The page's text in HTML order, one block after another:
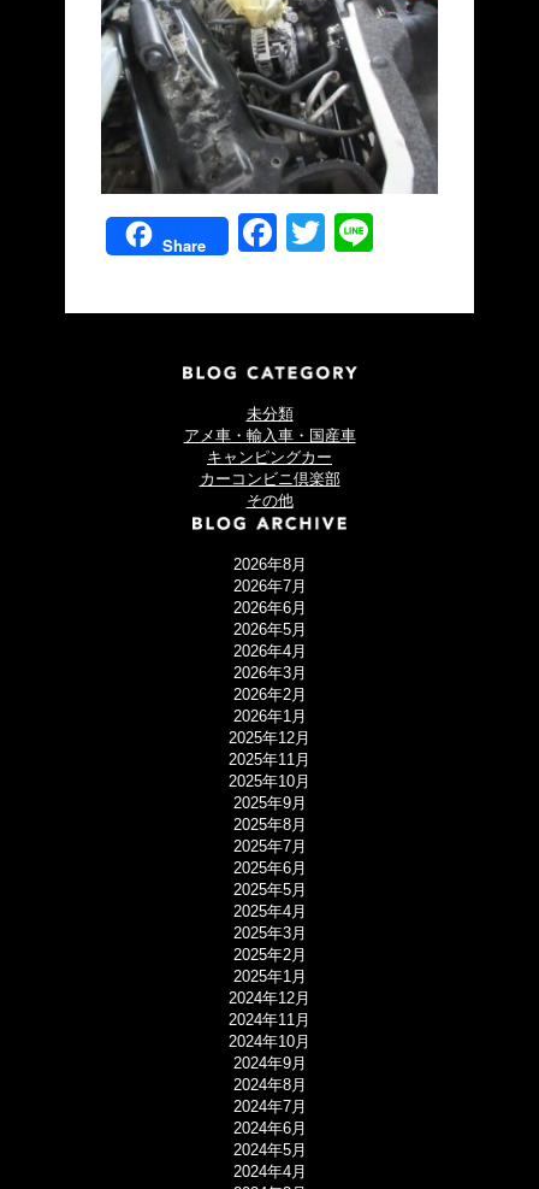
Share
FacebookTwitter
未分類
アメ車・輸入車・国産車
キャンピングカー
カーコンビニ倶楽部
その他
2026年8月
2026年7月
2026年6月
2026年5月
2026年4月
2026年3月
2026年2月
2026年1月
2025年12月
2025年11月
2025年10月
2025年9月
2025年8月
2025年7月
2025年6月
2025年5月
2025年4月
2025年3月
2025年2月
2025年1月
2024年12月
2024年11月
2024年10月
2024年9月
2024年8月
2024年7月
2024年6月
2024年5月
2024年4月